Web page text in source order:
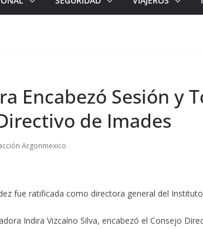
Encabezó Sesión y
de Imades
Argonmexico
fue ratificada como directora general del Instituto
Indira Vizcaíno Silva, encabezó el Consejo